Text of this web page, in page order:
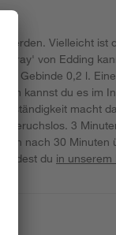
Vielleicht ist
von Edding
Gebinde 0,2 l.
kannst du es im
macht
geruchslos. 3
nach 30 Minuten
findest du in unserem